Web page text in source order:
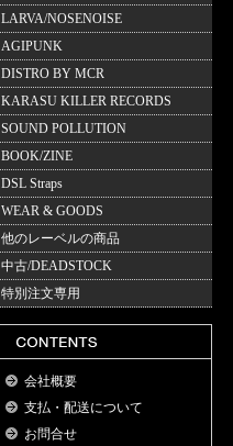
LARVA/NOSENOISE
AGIPUNK
DISTRO BY MCR
KARASU KILLER RECORDS
SOUND POLLUTION
BOOK/ZINE
DSL Straps
WEAR & GOODS
他のレーベルの商品
中古/DEADSTOCK
特別注文専用
会社概要
支払・配送について
お問合せ